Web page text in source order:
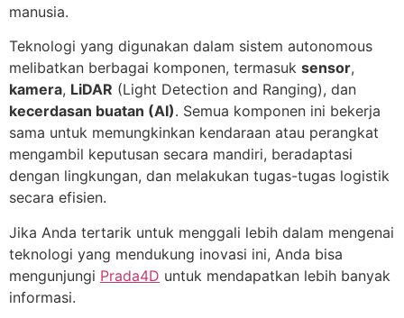
manusia.
Teknologi yang digunakan dalam sistem autonomous
melibatkan berbagai komponen, termasuk sensor,
kamera, LiDAR (Light Detection and Ranging), dan
kecerdasan buatan (AI). Semua komponen ini bekerja
sama untuk memungkinkan kendaraan atau perangkat
mengambil keputusan secara mandiri, beradaptasi
dengan lingkungan, dan melakukan tugas-tugas logistik
secara efisien.
Jika Anda tertarik untuk menggali lebih dalam mengenai
teknologi yang mendukung inovasi ini, Anda bisa
mengunjungi Prada4D untuk mendapatkan lebih banyak
informasi.